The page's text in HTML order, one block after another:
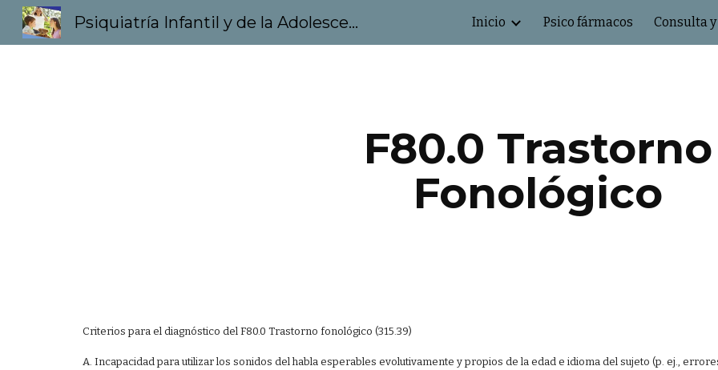
Skip to main content Skip to
Psiquiatría Infantil y de la Adolescencia Inicio Psico fármacos Consulta
F80.0 Trastorno
Fonológico
Criterios para el diagnóstico del F80.0 Trastorno fonológico (315.39)
A. Incapacidad para utilizar los sonidos del habla esperables evolutivamente y propios de la edad e idioma del sujeto (p. ej.,